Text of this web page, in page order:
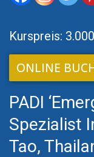
Kurspreis:
ONLINE
PADI
Spezialist
Tao,